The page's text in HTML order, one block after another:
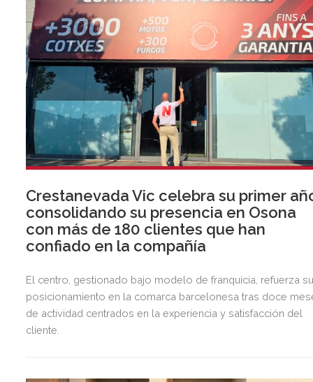
Crestanevada Vic celebra su primer
consolidando su presencia en Osona
con más de 180 clientes que han
confiado en la compañía
El centro, gestionado bajo modelo de franquicia, refuerza
posicionamiento en la comarca barcelonesa tras doce
de actividad centrados en la experiencia y satisfacción del
cliente.